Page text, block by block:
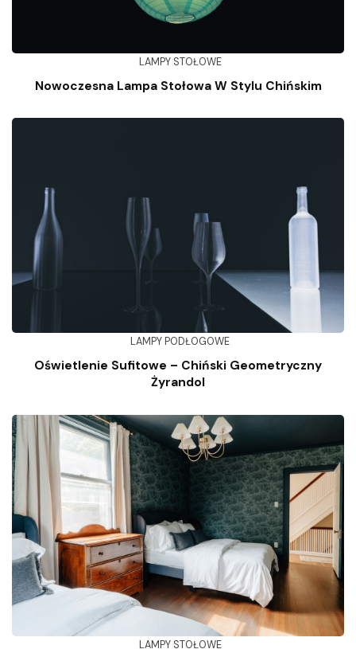
LAMPY STOŁOWE
Nowoczesna Lampa Stołowa W Stylu Chińskim
LAMPY PODŁOGOWE
Oświetlenie Sufitowe – Chiński Geometryczny
Żyrandol
LAMPY STOŁOWE